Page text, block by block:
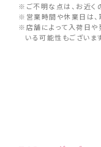
※ご不明な点は、お近く
※営業時間や休業日は、
※店舗によって入荷日や
いる可能性もございま